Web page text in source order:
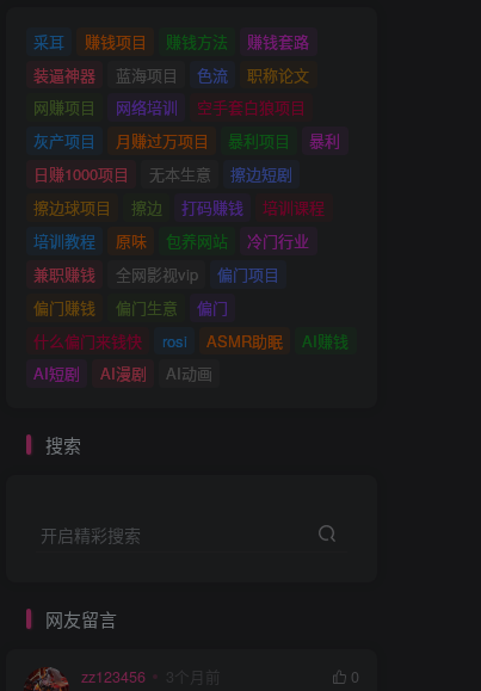
采耳 赚钱项目 赚钱方法
赚钱套路
装逼神器
蓝海项目 色流
职称论文
网赚项目
网络培训
空手套白狼项目
灰产项目
月赚过万项目 暴利项目
暴利
日赚1000项目
无本生意
擦边短剧
擦边球项目
擦边 打码赚钱
培训课程
培训教程
原味 包养网站
冷门行业
兼职赚钱
全网影视vip
偏门项目
偏门赚钱
偏门生意
偏门
什么偏门来钱快
rosi ASMR助眠
AI赚钱
AI短剧
AI漫剧 AI动画
搜索
开启精彩搜索
网友留言
zz123456 3个月前
0